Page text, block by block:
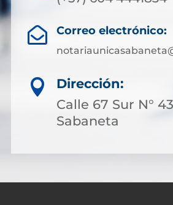
 Correo electrónico:

Dirección:
Calle 67 Sur N°
Sabaneta